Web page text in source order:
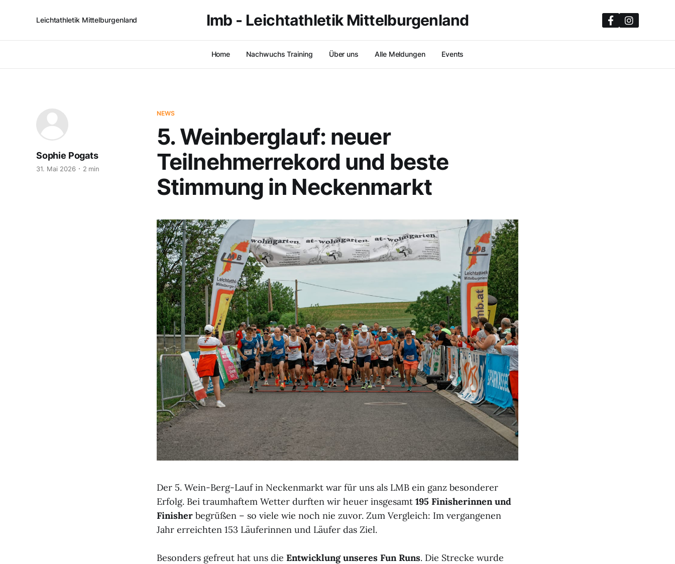
Leichtathletik Mittelburgenland lmb - Leichtathletik Mittelburgenland
Home Nachwuchs Training Über uns Alle Meldungen Events
NEWS
5. Weinberglauf: neuer
Teilnehmerrekord und beste
Stimmung in Neckenmarkt
Sophie Pogats
31. Mai 2026 2 min
Der 5. Wein-Berg-Lauf in Neckenmarkt war für uns als LMB ein ganz besonderer
Erfolg. Bei traumhaftem Wetter durften wir heuer insgesamt 195 Finisherinnen und
Finisher begrüßen – so viele wie noch nie zuvor. Zum Vergleich: Im vergangenen
Jahr erreichten 153 Läuferinnen und Läufer das Ziel.
Besonders gefreut hat uns die Entwicklung unseres Fun Runs. Die Strecke wurde